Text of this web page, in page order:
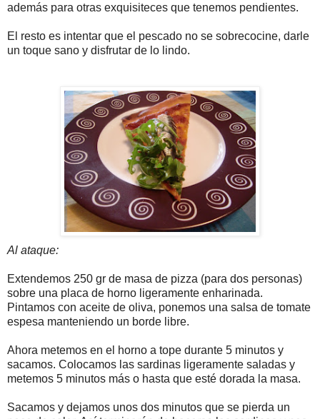
además para otras exquisiteces que tenemos pendientes.
El resto es intentar que el pescado no se sobrecocine, darle
un toque sano y disfrutar de lo lindo.
Al ataque:
Extendemos 250 gr de masa de pizza (para dos personas)
sobre una placa de horno ligeramente enharinada.
Pintamos con aceite de oliva, ponemos una salsa de tomate
espesa manteniendo un borde libre.
Ahora metemos en el horno a tope durante 5 minutos y
sacamos. Colocamos las sardinas ligeramente saladas y
metemos 5 minutos más o hasta que esté dorada la masa.
Sacamos y dejamos unos dos minutos que se pierda un